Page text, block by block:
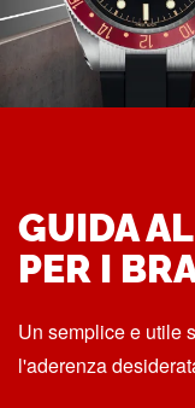
GUIDA
PER I
Un semplice e utile
l'aderenza